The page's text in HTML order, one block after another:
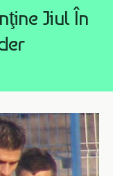
Jiul În